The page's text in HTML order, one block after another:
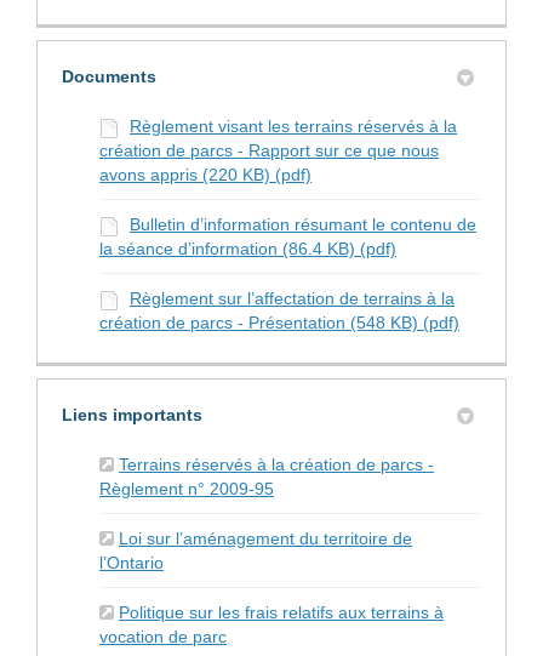
Documents
Règlement visant les terrains réservés à la
création de parcs - Rapport sur ce que nous
avons appris (220 KB) (pdf)
Bulletin d’information résumant le contenu de
la séance d’information (86.4 KB) (pdf)
Règlement sur l’affectation de terrains à la
création de parcs - Présentation (548 KB) (pdf)
Liens importants
Terrains réservés à la création de parcs -
Règlement n° 2009-95(Liens externes)
Loi sur l’aménagement du territoire de
l’Ontario(Liens externes)
Politique sur les frais relatifs aux terrains à
vocation de parc(Liens externes)